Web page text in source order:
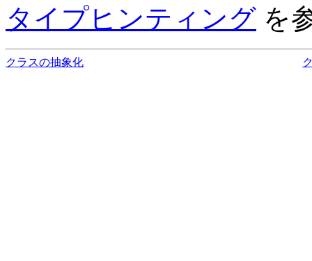
タイプヒンティング を
クラスの抽象化